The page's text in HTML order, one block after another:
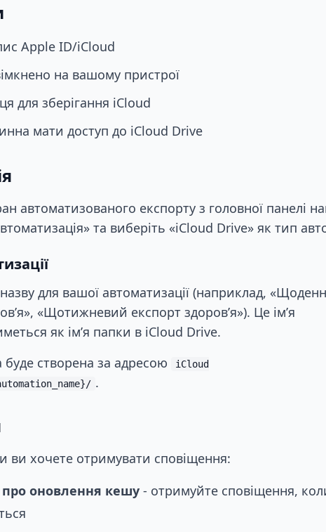
Apple ID/iCloud
на вашому пристрої
для зберігання iCloud
мати доступ до iCloud Drive
автоматизованого експорту з головної панелі
та виберіть «iCloud Drive» як тип
для вашої автоматизації (наприклад,
«Щотижневий експорт здоров’я»). Це ім’я
як ім’я папки в iCloud Drive.
буде створена за адресою
iCloud
.
ви хочете отримувати сповіщення:
оновлення кешу - отримуйте сповіщення,